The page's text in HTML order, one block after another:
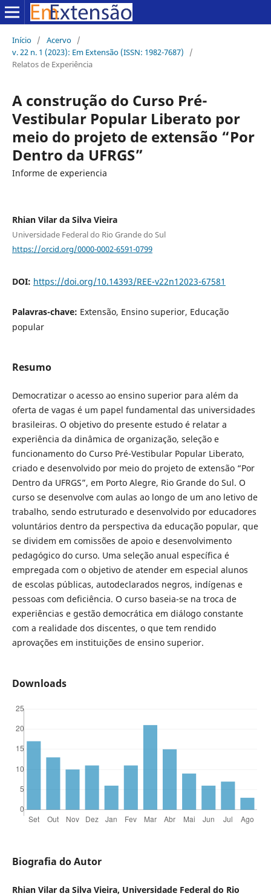
Início / Acervo /
v. 22 n. 1 (2023): Em Extensão (ISSN: 1982-7687)
/
Relatos de Experiência
A construção do Curso Pré-
Vestibular Popular Liberato por
meio do projeto de extensão “Por
Dentro da UFRGS”
Informe de experiencia
Rhian Vilar da Silva Vieira
Universidade Federal do Rio Grande do Sul
https://orcid.org/0000-0002-6591-0799
DOI: https://doi.org/10.14393/REE-v22n12023-67581
Palavras-chave: Extensão, Ensino superior, Educação
popular
Resumo
Democratizar o acesso ao ensino superior para além da
oferta de vagas é um papel fundamental das universidades
brasileiras. O objetivo do presente estudo é relatar a
experiência da dinâmica de organização, seleção e
funcionamento do Curso Pré-Vestibular Popular Liberato,
criado e desenvolvido por meio do projeto de extensão “Por
Dentro da UFRGS”, em Porto Alegre, Rio Grande do Sul. O
curso se desenvolve com aulas ao longo de um ano letivo de
trabalho, sendo estruturado e desenvolvido por educadores
voluntários dentro da perspectiva da educação popular, que
se dividem em comissões de apoio e desenvolvimento
pedagógico do curso. Uma seleção anual específica é
empregada com o objetivo de atender em especial alunos
de escolas públicas, autodeclarados negros, indígenas e
pessoas com deficiência. O curso baseia-se na troca de
experiências e gestão democrática em diálogo constante
com a realidade dos discentes, o que tem rendido
aprovações em instituições de ensino superior.
Downloads
Biografia do Autor
Rhian Vilar da Silva Vieira, Universidade Federal do Rio